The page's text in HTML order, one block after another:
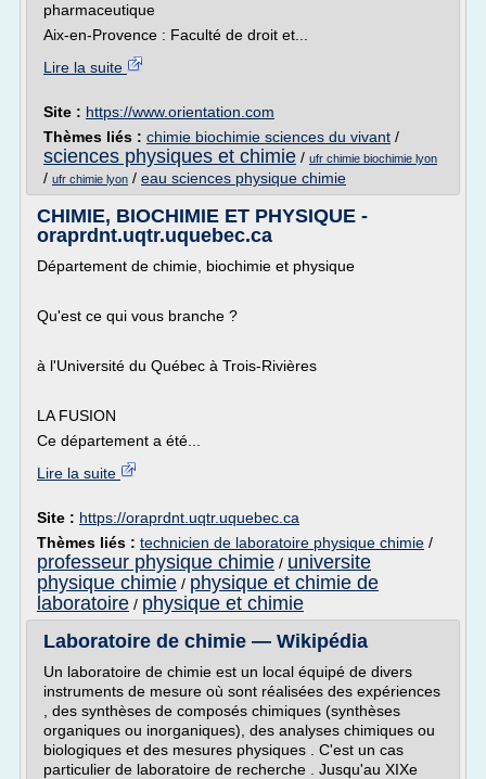
pharmaceutique
Aix-en-Provence : Faculté de droit et...
Lire la suite
Site : https://www.orientation.com
Thèmes liés : chimie biochimie sciences du vivant /
sciences physiques et chimie / ufr chimie biochimie lyon
/ ufr chimie lyon / eau sciences physique chimie
CHIMIE, BIOCHIMIE ET PHYSIQUE -
oraprdnt.uqtr.uquebec.ca
Département de chimie, biochimie et physique
Qu'est ce qui vous branche ?
à l'Université du Québec à Trois-Rivières
LA FUSION
Ce département a été...
Lire la suite
Site : https://oraprdnt.uqtr.uquebec.ca
Thèmes liés : technicien de laboratoire physique chimie /
professeur physique chimie / universite
physique chimie / physique et chimie de
laboratoire / physique et chimie
Laboratoire de chimie — Wikipédia
Un laboratoire de chimie est un local équipé de divers
instruments de mesure où sont réalisées des expériences
, des synthèses de composés chimiques (synthèses
organiques ou inorganiques), des analyses chimiques ou
biologiques et des mesures physiques . C'est un cas
particulier de laboratoire de recherche . Jusqu'au XIXe